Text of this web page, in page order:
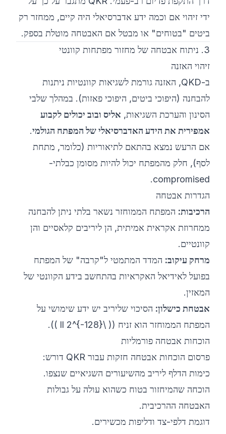
ידי זיהוי אם וכמה ידע אדברסיאלי היה קיים, ממחזר רק
ביטים "בטוחים" או מבטל אם האבטחה מוטלת בספק.
3. ניתוח אבטחה של מחזור מפתחות קוונטי
זיהוי האזנה
ב-QKD, האזנה גורמת לשגיאות קוונטיות ניתנות
להבחנה (היפוכי ביטים, היפוכי פאזות). במהלך שלבי
הסינון והערכת השגיאות, אליס ובוב יכולים לקבוע
אמפירית את הידע האדברסיאלי של המפתח הגולמי.
אם הרעש נמצא בהתאם לתיאוריות (כלומר, מתחת
לסף), חלק מהמפתח יכול להיות מסומן כבלתי-
compromised.
הגדרות אבטחה
הרכיבות: המפתח הממוחזר נשאר בלתי ניתן להבחנה
ממחרוזת אקראית אמיתית, הן ליריבים קלאסיים והן
קוונטיים.
מרחק עיקוב: המדד המתמטי ל"קרבה" של המפתח
בפועל לאידיאל האקראיות בהתחשב בידע הקוונטי של
המאזין.
אבטחת כישלון: הסיכוי שליריב יש ידע שימושי על
המפתח הממוחזר הוא זניח (( \ll 2^{-128} )).
הוכחות אבטחה פורמליות
פרסום הוכחות אבטחה חזקות עבור QKR דורש:
כימות הדלף ליריב מהשיעורים השגיאיים שנצפו.
הוכחה שהמיחזור בטוח כשהוא עולה על גבולות
האבטחה ההרכיבית.
דוגמת דלפי-צד ודליפות מכשירים.